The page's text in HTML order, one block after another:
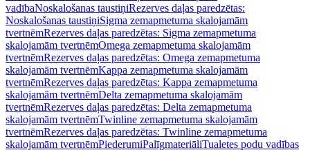
vadībaNoskalošanas taustiņiRezerves daļas paredzētas:
Noskalošanas taustiņiSigma zemapmetuma skalojamām
tvertnēmRezerves daļas paredzētas: Sigma zemapmetuma
skalojamām tvertnēmOmega zemapmetuma skalojamām
tvertnēmRezerves daļas paredzētas: Omega zemapmetuma
skalojamām tvertnēmKappa zemapmetuma skalojamām
tvertnēmRezerves daļas paredzētas: Kappa zemapmetuma
skalojamām tvertnēmDelta zemapmetuma skalojamām
tvertnēmRezerves daļas paredzētas: Delta zemapmetuma
skalojamām tvertnēmTwinline zemapmetuma skalojamām
tvertnēmRezerves daļas paredzētas: Twinline zemapmetuma
skalojamām tvertnēmPiederumiPalīgmateriāliTualetes podu vadības